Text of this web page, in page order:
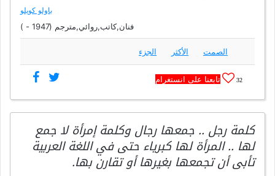
باولو كويلو
فنان,كاتب,روائي,مترجم (1947 - )
الصمت الأكثر الجزء
32 تابعنا على انستغرام
كلمة رجل .. جمعها رجال وكلمة إمرأة لا جمع
لها .. المرأة لها كبرياء حتى في اللغة العربية
تأبى أن تجمعها بغيرها أو تقارن بھا.